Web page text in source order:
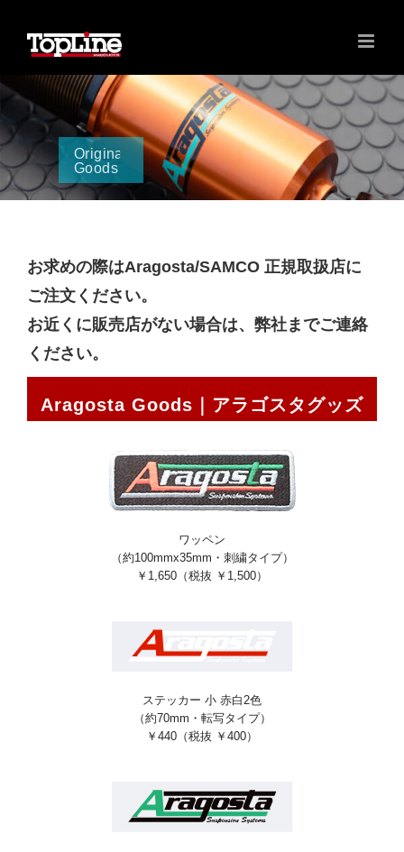
Original
Goods
お求めの際はAragosta/SAMCO 正規取扱店に
ご注文ください。
お近くに販売店がない場合は、弊社までご連絡
ください。
Aragosta Goods｜アラゴスタグッズ
ワッペン
（約100mmx35mm・刺繍タイプ）
￥1,650（税抜 ￥1,500）
ステッカー 小 赤白2色
（約70mm・転写タイプ）
￥440（税抜 ￥400）